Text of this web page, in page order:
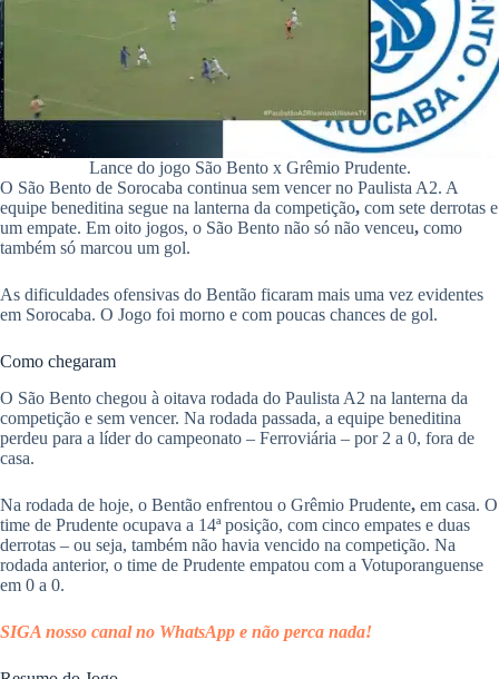
Lance do jogo São Bento x Grêmio Prudente.
O São Bento de Sorocaba continua sem vencer no Paulista A2. A
equipe beneditina segue na lanterna da competição, com sete derrotas e
um empate. Em oito jogos, o São Bento não só não venceu, como
também só marcou um gol.
As dificuldades ofensivas do Bentão ficaram mais uma vez evidentes
em Sorocaba. O Jogo foi morno e com poucas chances de gol.
Como chegaram
O São Bento chegou à oitava rodada do Paulista A2 na lanterna da
competição e sem vencer. Na rodada passada, a equipe beneditina
perdeu para a líder do campeonato – Ferroviária – por 2 a 0, fora de
casa.
Na rodada de hoje, o Bentão enfrentou o Grêmio Prudente, em casa. O
time de Prudente ocupava a 14ª posição, com cinco empates e duas
derrotas – ou seja, também não havia vencido na competição. Na
rodada anterior, o time de Prudente empatou com a Votuporanguense
em 0 a 0.
SIGA nosso canal no WhatsApp e não perca nada!